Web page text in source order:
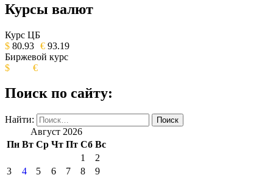
ОБЩЕСТВЕННО-ПОЛИТИЧЕСКОЕ
ИЗДАНИЕ КАМЧАТСКОГО КРАЯ.
Курсы валют
Курс ЦБ
$ 80.93 € 93.19
Биржевой курс
$
€
Поиск по сайту:
Найти:
Август 2026
Пн Вт Ср Чт Пт Сб Вс
1
2
3
4 5 6 7 8 9